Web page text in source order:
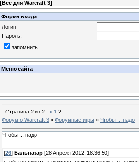
[Всё для Warcraft 3]
Форма входа
Логин:
Пароль:
запомнить
Меню сайта
Страница 2 из 2 « 1 2
Форум о Warcraft 3 » Форумные игры » Чтобы ... надо
Чтобы ... надо
[26] Бальназар [28 Апреля 2012, 18:36:50]